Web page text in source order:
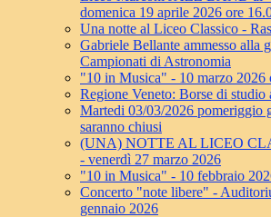
domenica 19 aprile 2026 ore
Una notte al Liceo Classico -
Gabriele Bellante ammesso alla
Campionati di Astronomia
"10 in Musica" - 10 marzo 2026
Regione Veneto: Borse di studio
Martedi 03/03/2026 pomeriggio
saranno chiusi
(UNA) NOTTE AL LICEO
- venerdì 27 marzo 2026
"10 in Musica" - 10 febbraio
Concerto "note libere" -
gennaio 2026